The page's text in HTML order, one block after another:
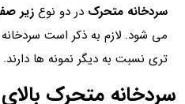
سردخانه متحرک در دو نوع زیر
می شود. لازم به ذکر است
تری نسبت به دیگر نمونه ها دارند.
سردخانه متحرک